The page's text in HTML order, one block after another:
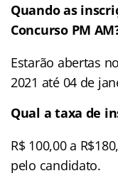
Quando as
Concurso PM
Estarão abertas
2021 até 04 de
Qual a taxa de
R$ 100,00 a
pelo candidato.